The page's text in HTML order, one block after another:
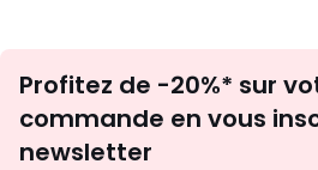
Profitez de -20%* sur
commande en vous
newsletter